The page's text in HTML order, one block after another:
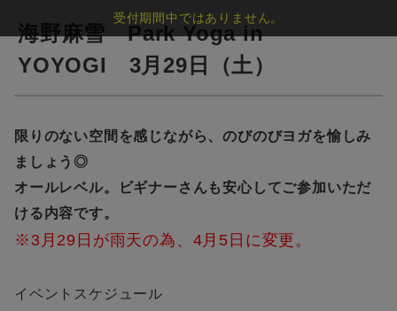
海野麻雪 Park Yoga in
YOYOGI 3月29日（土）
限りのない空間を感じながら、のびのびヨガを愉しみ
ましょう◎
オールレベル。ビギナーさんも安心してご参加いただ
ける内容です。
※3月29日が雨天の為、4月5日に変更。
イベントスケジュール
受付期間中ではありません。